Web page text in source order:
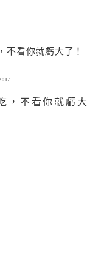
，不看你就虧大